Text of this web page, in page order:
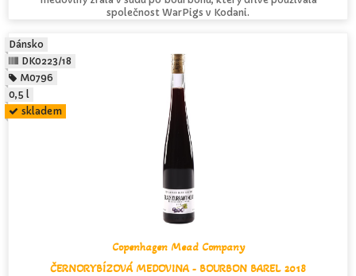
společnost WarPigs v Kodani.
Copenhagen Mead Company
ČERNORYBÍZOVÁ MEDOVINA - BOURBON BAREL 2018
Dánsko
DK0223/18
M0796
0,5 l
skladem